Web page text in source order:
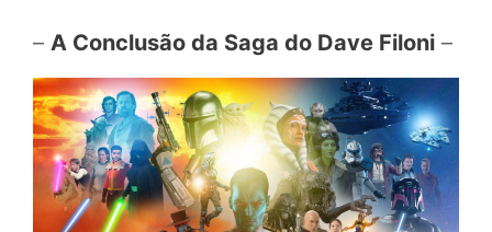
– A Conclusão da Saga do Dave Filoni –